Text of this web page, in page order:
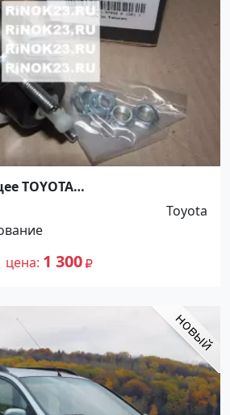
TOYOTA
YARIS Краснодар
Toyota
цена 1 300